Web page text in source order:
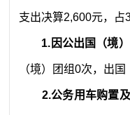
支出决算2,600元，占
1. 因公出国（境
（境）团组0次，出国
2.公务用车购置